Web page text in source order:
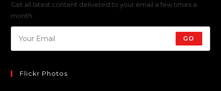
Get all latest content delivered to your email a few times a
month.
GO
Flickr Photos